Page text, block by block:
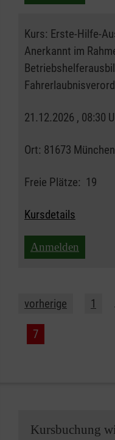
Kurs: Erste-Hilfe-
Anerkannt im
21.12.2026 , 08:30
Ort: 81673 München
Freie Plätze: 19
Kursdetails
Anmelden
vorherige 1
7
Kursbuchung